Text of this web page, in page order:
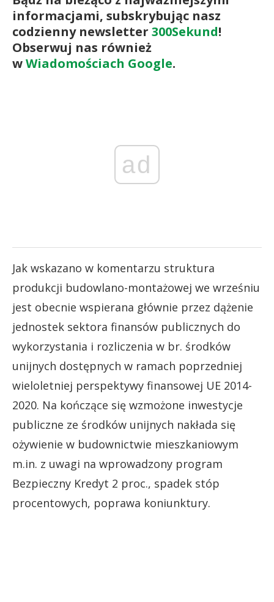
informacjami, subskrybując nasz
codzienny newsletter 300Sekund!
Obserwuj nas również
wWiadomościach Google.
ad
Jak wskazano w komentarzu struktura
produkcji budowlano-montażowej we wrześniu
jest obecnie wspierana głównie przez dążenie
jednostek sektora finansów publicznych do
wykorzystania i rozliczenia w br. środków
unijnych dostępnych w ramach poprzedniej
wieloletniej perspektywy finansowej UE 2014-
2020. Na kończące się wzmożone inwestycje
publiczne ze środków unijnych nakłada się
ożywienie w budownictwie mieszkaniowym
m.in. z uwagi na wprowadzony program
Bezpieczny Kredyt 2 proc., spadek stóp
procentowych, poprawa koniunktury.